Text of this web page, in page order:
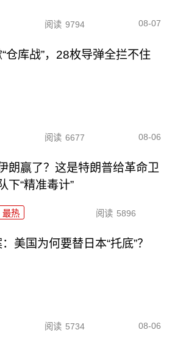
阅读 9794 08-07
仓库战”，28枚导弹全拦不住
阅读 6677 08-06
朗赢了？这是特朗普给革命卫
队下“精准毒计”
最热 阅读 5896
美国为何要替日本“托底”？
阅读 5734 08-06